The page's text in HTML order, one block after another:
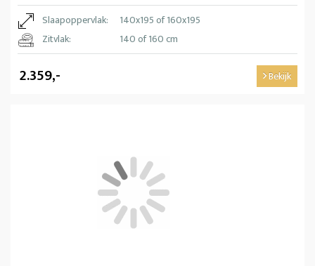
Slaapoppervlak:
140x195 of 160x195
Zitvlak:
140 of 160 cm
2.359,- Bekijk